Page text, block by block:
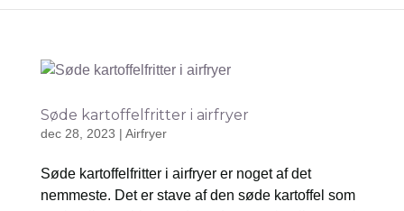
Søde kartoffelfritter i airfryer
dec 28, 2023 | Airfryer
Søde kartoffelfritter i airfryer er noget af det
nemmeste. Det er stave af den søde kartoffel som